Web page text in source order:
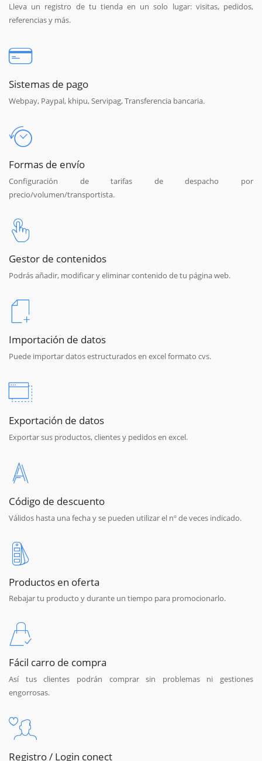
Lleva un registro de tu tienda en un solo lugar: visitas, pedidos,
referencias y más.
Sistemas de pago
Webpay, Paypal, khipu, Servipag, Transferencia bancaria.
Formas de envío
Configuración de tarifas de despacho por
precio/volumen/transportista.
Gestor de contenidos
Podrás añadir, modificar y eliminar contenido de tu página web.
Importación de datos
Puede importar datos estructurados en excel formato cvs.
Exportación de datos
Exportar sus productos, clientes y pedidos en excel.
Código de descuento
Válidos hasta una fecha y se pueden utilizar el nº de veces indicado.
Productos en oferta
Rebajar tu producto y durante un tiempo para promocionarlo.
Fácil carro de compra
Así tus clientes podrán comprar sin problemas ni gestiones
engorrosas.
Registro / Login conect